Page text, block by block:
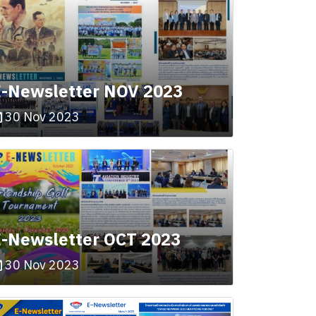
Newsletter NOV 2023
30 Nov 2023
Newsletter OCT 2023
30 Nov 2023